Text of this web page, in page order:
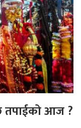
तपाईको आज ?